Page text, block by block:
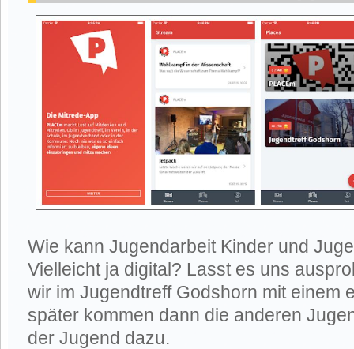
Wie kann Jugendarbeit Kinder und
Vielleicht ja digital? Lasst es uns
wir im Jugendtreff Godshorn mit einem
später kommen dann die anderen
der Jugend dazu.